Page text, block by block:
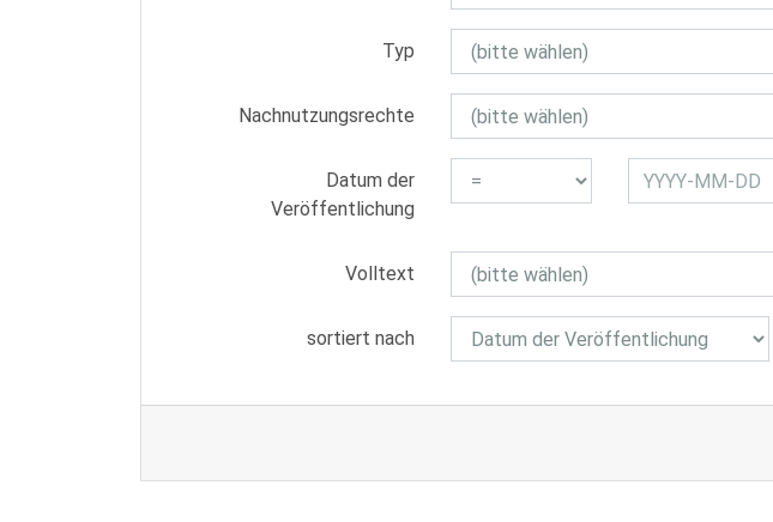
Typ
Nachnutzungsrechte
Datum der
Veröffentlichung
Volltext
sortiert nach